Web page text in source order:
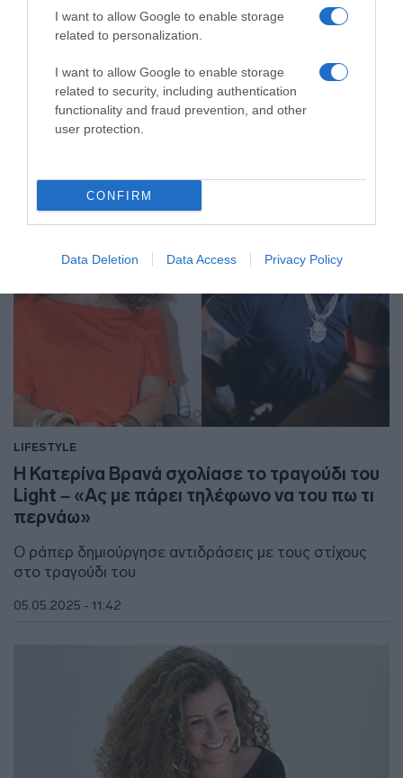
I want to allow Google to enable storage
related to personalization.
I want to allow Google to enable storage
related to security, including authentication
functionality and fraud prevention, and other
user protection.
CONFIRM
Data Deletion Data Access Privacy Policy
Κατερίνα Βρανά: «Όταν έμεινα ανάπηρη
έχασα μεγάλο κομμάτι της σεξουαλικότητας
«Δεν έχω την ίδια αυτοπεποίθηση με πριν»
04.01.2026 - 14:53
LIFESTYLE
Η Κατερίνα Βρανά σχολίασε το τραγούδι του
Light – «Ας με πάρει τηλέφωνο να του πω τι
περνάω»
Ο ράπερ δημιούργησε αντιδράσεις με τους στίχους
στο τραγούδι του
05.05.2025 - 11:42